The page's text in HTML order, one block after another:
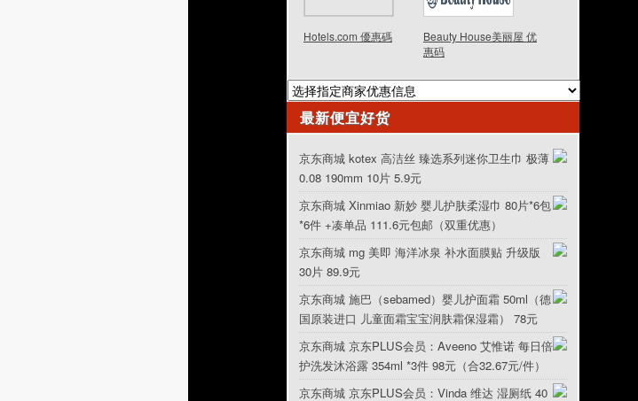
Hotels.com 優惠碼
Beauty House美丽屋 优
惠码
最新便宜好货
京东商城 kotex 高洁丝 臻选系列迷你卫生巾 极薄
0.08 190mm 10片 5.9元
京东商城 Xinmiao 新妙 婴儿护肤柔湿巾 80片*6包
*6件 +凑单品 111.6元包邮（双重优惠）
京东商城 mg 美即 海洋冰泉 补水面膜贴 升级版
30片 89.9元
京东商城 施巴（sebamed）婴儿护面霜 50ml（德
国原装进口 儿童面霜宝宝润肤霜保湿霜） 78元
京东商城 京东PLUS会员：Aveeno 艾惟诺 每日倍
护洗发沐浴露 354ml *3件 98元（合32.67元/件）
京东商城 京东PLUS会员：Vinda 维达 湿厕纸 40